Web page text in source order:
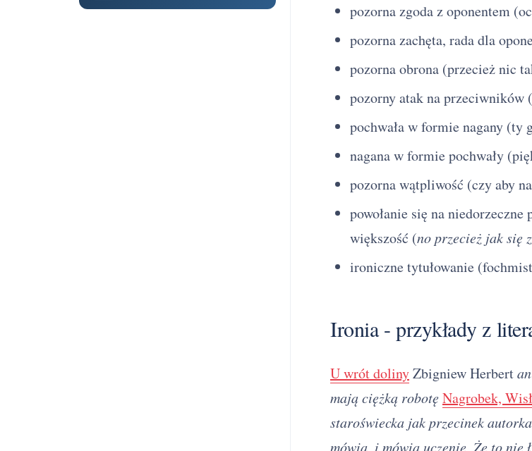
pozorna zgoda z oponentem
pozorna zachęta, rada dla
pozorna obrona (przecież nic
pozorny atak na przeciwników
pochwała w formie nagany (ty
nagana w formie pochwały
pozorna wątpliwość (czy aby
powołanie się na
większość (no przecież jak się
ironiczne tytułowanie
Ironia - przykłady z
U wrót dolinyZbigniew Herbert
mają ciężką robotęNagrobek,
staroświecka jak przecinek
mówią, i mówią uczenie, Że to nie